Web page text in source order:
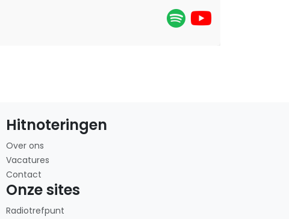
Hitnoteringen
Over ons
Vacatures
Contact
Onze sites
Radiotrefpunt